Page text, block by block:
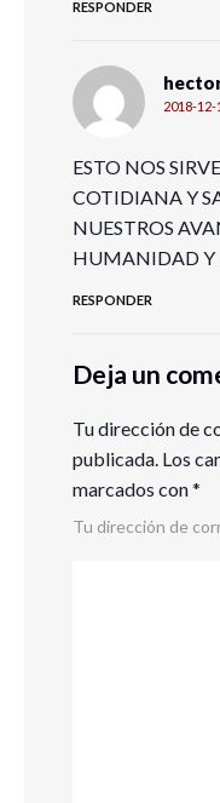
RESPONDER
2018-12-
ESTO NOS
COTIDIANA Y
NUESTROS
HUMANIDAD Y
RESPONDER
Deja un
Tu dirección de
publicada. Los
marcados con*
Tu dirección de